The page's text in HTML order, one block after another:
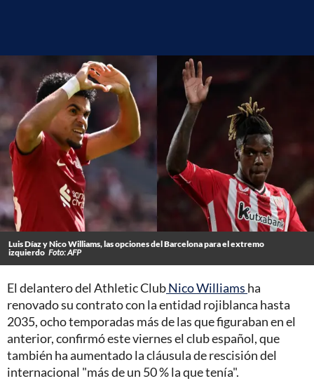
Luis Díaz y Nico Williams, las opciones del Barcelona para el extremo
izquierdo Foto: AFP
El delantero del Athletic ClubNico Williams ha
renovado su contrato con la entidad rojiblanca hasta
2035, ocho temporadas más de las que figuraban en el
anterior, confirmó este viernes el club español, que
también ha aumentado la cláusula de rescisión del
internacional "más de un 50 % la que tenía".